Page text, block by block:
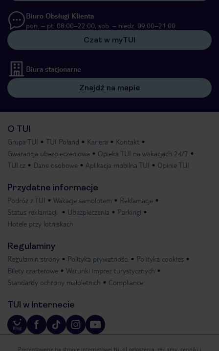
Biuro Obsługi Klienta
pon. – pt. 08:00–22:00, sob. – niedz. 09:00–21:00
Czat w myTUI
Biura stacjonarne
Znajdź na mapie
O TUI
Grupa TUI TUI Poland Kariera
Kontakt
Gwarancja ubezpieczeniowa
Opieka TUI na wakacjach 24/7
TUI.cz
Dane osobowe Aplikacja mobilna TUI Opinie TUI
Przydatne informacje
Podróż z TUI Wakacje samolotem
Reklamacje
Status reklamacji
Ubezpieczenia
Parkingi
Hotele przy lotniskach
Regulaminy
Regulamin strony Polityka prywatności
Polityka cookies
Bilety czarterowe
Warunki imprez turystycznych
Standardy ochrony małoletnich
Compliance
TUI w Internecie
Prezentowane na stronie internetowej tui.pl ogłoszenia, reklamy, cenniki i